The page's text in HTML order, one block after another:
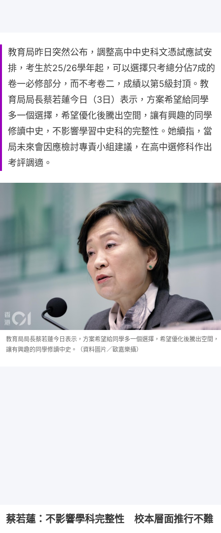
教育局昨日突然公布，調整高中中史科文憑試應試安
排，考生於25/26學年起，可以選擇只考總分佔7成的
卷一必修部分，而不考卷二，成績以第5級封頂。教
育局局長蔡若蓮今日（3日）表示，方案希望給同學
多一個選擇，希望優化後騰出空間，讓有興趣的同學
修讀中史，不影響學習中史科的完整性。她續指，當
局未來會因應檢討專責小組建議，在高中選修科作出
考評調適。
教育局局長蔡若蓮今日表示，方案希望給同學多一個選擇，希望優化後騰出空間，
讓有興趣的同學修讀中史。（資料圖片／歐嘉樂攝）
蔡若蓮：不影響學科完整性 校本層面推行不難